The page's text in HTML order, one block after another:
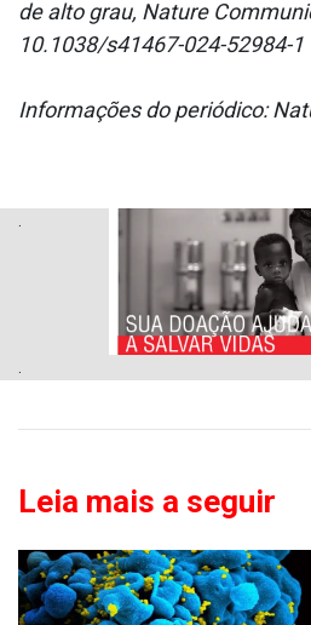
de alto grau, Nature
10.1038/s41467-024-52984-1
Informações do periódico:
Leia mais a seguir